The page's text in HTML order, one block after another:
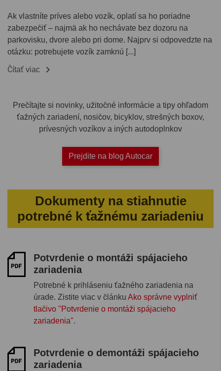
Ak vlastníte príves alebo vozík, oplatí sa ho poriadne
zabezpečiť – najmä ak ho nechávate bez dozoru na
parkovisku, dvore alebo pri dome. Najprv si odpovedzte na
otázku: potrebujete vozík zamknú [...]
Čítať viac 
Prečítajte si novinky, užitočné informácie a tipy ohľadom
ťažných zariadení, nosičov, bicyklov, strešných boxov,
prívesných vozíkov a iných autodoplnkov
Prejdite na blog Autocar
Dokumenty na stiahnutie
potrebné k ťažnému zariadeniu
Potvrdenie o montáži spájacieho
zariadenia
Potrebné k prihláseniu ťažného zariadenia na
úrade. Zistite viac v článku Ako správne vyplniť
tlačivo "Potvrdenie o montáži spájacieho
zariadenia".
Potvrdenie o demontáži spájacieho
zariadenia